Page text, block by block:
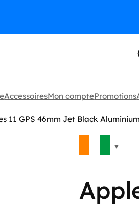
AccessoiresMon comptePromotions
11 GPS 46mm Jet Black